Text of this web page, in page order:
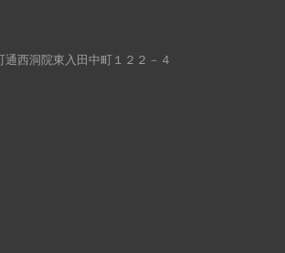
西洞院東入田中町１２２－４